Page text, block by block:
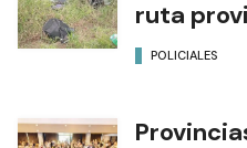
Un
tras
POLICIALES